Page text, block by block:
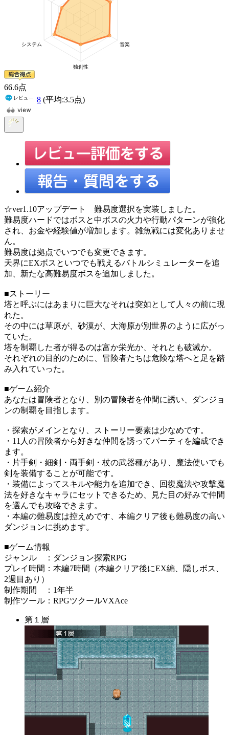
66.6点
8 (平均:3.5点)
☆ver1.10アップデート 難易度選択を実装しました。
難易度ハードではボスと中ボスの火力や行動パターンが強化
され、お金や経験値が増加します。雑魚戦には変化ありませ
ん。
難易度は拠点でいつでも変更できます。
天界にEXボスといつでも戦えるバトルシミュレーターを追
加、新たな高難易度ボスを追加しました。
■ストーリー
塔と呼ぶにはあまりに巨大なそれは突如として人々の前に現
れた。
その中には草原が、砂漠が、大海原が別世界のように広がっ
ていた。
塔を制覇した者が得るのは富か栄光か、それとも破滅か。
それぞれの目的のために、冒険者たちは危険な塔へと足を踏
み入れていった。
■ゲーム紹介
あなたは冒険者となり、別の冒険者を仲間に誘い、ダンジョ
ンの制覇を目指します。
・探索がメインとなり、ストーリー要素は少なめです。
・11人の冒険者から好きな仲間を誘ってパーティを編成でき
ます。
・片手剣・細剣・両手剣・杖の武器種があり、魔法使いでも
剣を装備することが可能です。
・装備によってスキルや能力を追加でき、回復魔法や攻撃魔
法を好きなキャラにセットできるため、見た目の好みで仲間
を選んでも攻略できます。
・本編の難易度は控えめです、本編クリア後も難易度の高い
ダンジョンに挑めます。
■ゲーム情報
ジャンル ：ダンジョン探索RPG
プレイ時間：本編7時間（本編クリア後にEX編、隠しボス、
2週目あり）
制作期間 ：1年半
制作ツール：RPGツクールVXAce
第１層